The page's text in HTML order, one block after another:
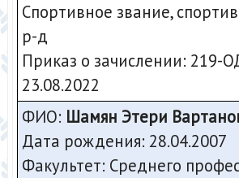
Спортивное звание,
р-д
Приказ о зачислении: 219-
23.08.2022
ФИО: Шамян Этери
Дата рождения: 28.04.2007
Факультет: Среднего